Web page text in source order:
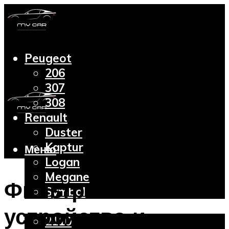
Peugeot
206
307
308
Renault
Duster
Kaptur
Logan
Megane
Symbol
2110
Меню
Фильтр масляный:
устройство и